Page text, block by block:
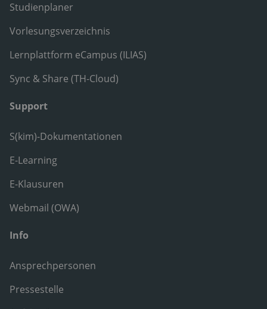
Studienplaner
Vorlesungsverzeichnis
Lernplattform eCampus (ILIAS)
Sync & Share (TH-Cloud)
Support
S(kim)-Dokumentationen
E-Learning
E-Klausuren
Webmail (OWA)
Info
Ansprechpersonen
Pressestelle